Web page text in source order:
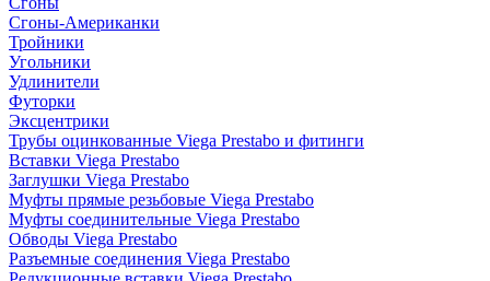
Сгоны-Американки
Тройники
Угольники
Удлинители
Футорки
Эксцентрики
Трубы оцинкованные Viega Prestabo и фитинги
Вставки Viega Prestabo
Заглушки Viega Prestabo
Муфты прямые резьбовые Viega Prestabo
Муфты соединительные Viega Prestabo
Обводы Viega Prestabo
Разъемные соединения Viega Prestabo